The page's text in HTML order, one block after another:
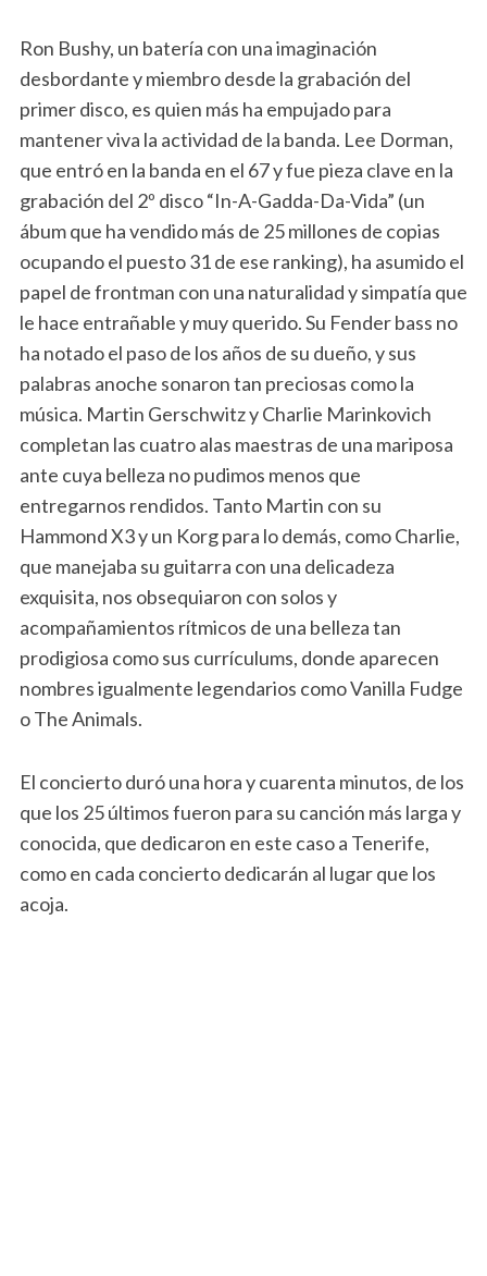
Ron Bushy, un batería con una imaginación
desbordante y miembro desde la grabación del
primer disco, es quien más ha empujado para
mantener viva la actividad de la banda. Lee Dorman,
que entró en la banda en el 67 y fue pieza clave en la
grabación del 2º disco “In-A-Gadda-Da-Vida” (un
ábum que ha vendido más de 25 millones de copias
ocupando el puesto 31 de ese ranking), ha asumido el
papel de frontman con una naturalidad y simpatía que
le hace entrañable y muy querido. Su Fender bass no
ha notado el paso de los años de su dueño, y sus
palabras anoche sonaron tan preciosas como la
música. Martin Gerschwitz y Charlie Marinkovich
completan las cuatro alas maestras de una mariposa
ante cuya belleza no pudimos menos que
entregarnos rendidos. Tanto Martin con su
Hammond X3 y un Korg para lo demás, como Charlie,
que manejaba su guitarra con una delicadeza
exquisita, nos obsequiaron con solos y
acompañamientos rítmicos de una belleza tan
prodigiosa como sus currículums, donde aparecen
nombres igualmente legendarios como Vanilla Fudge
o The Animals.
El concierto duró una hora y cuarenta minutos, de los
que los 25 últimos fueron para su canción más larga y
conocida, que dedicaron en este caso a Tenerife,
como en cada concierto dedicarán al lugar que los
acoja.